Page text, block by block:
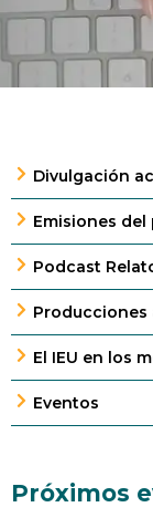
Divulgación
Emisiones
Podcast
Producciones
El IEU en los
Eventos
Próximos